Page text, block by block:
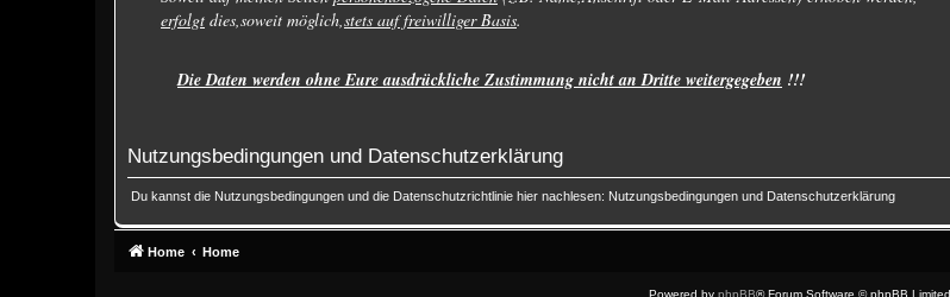
erfolgt dies,soweit möglich,stets auf freiwilliger Basis.
Die Daten werden ohne Eure ausdrückliche Zustimmung nicht an Dritte weitergegeben !!!
Nutzungsbedingungen und Datenschutzerklärung
Du kannst die Nutzungsbedingungen und die Datenschutzrichtlinie hier nachlesen: Nutzungsbedingungen und Datenschutzerklärung
Home Home